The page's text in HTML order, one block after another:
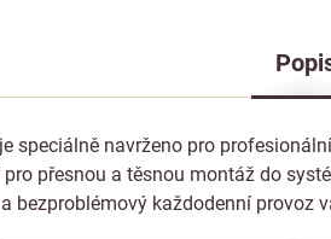
speciálně navrženo pro
přesnou a těsnou montáž do
bezproblémový každodenní provoz